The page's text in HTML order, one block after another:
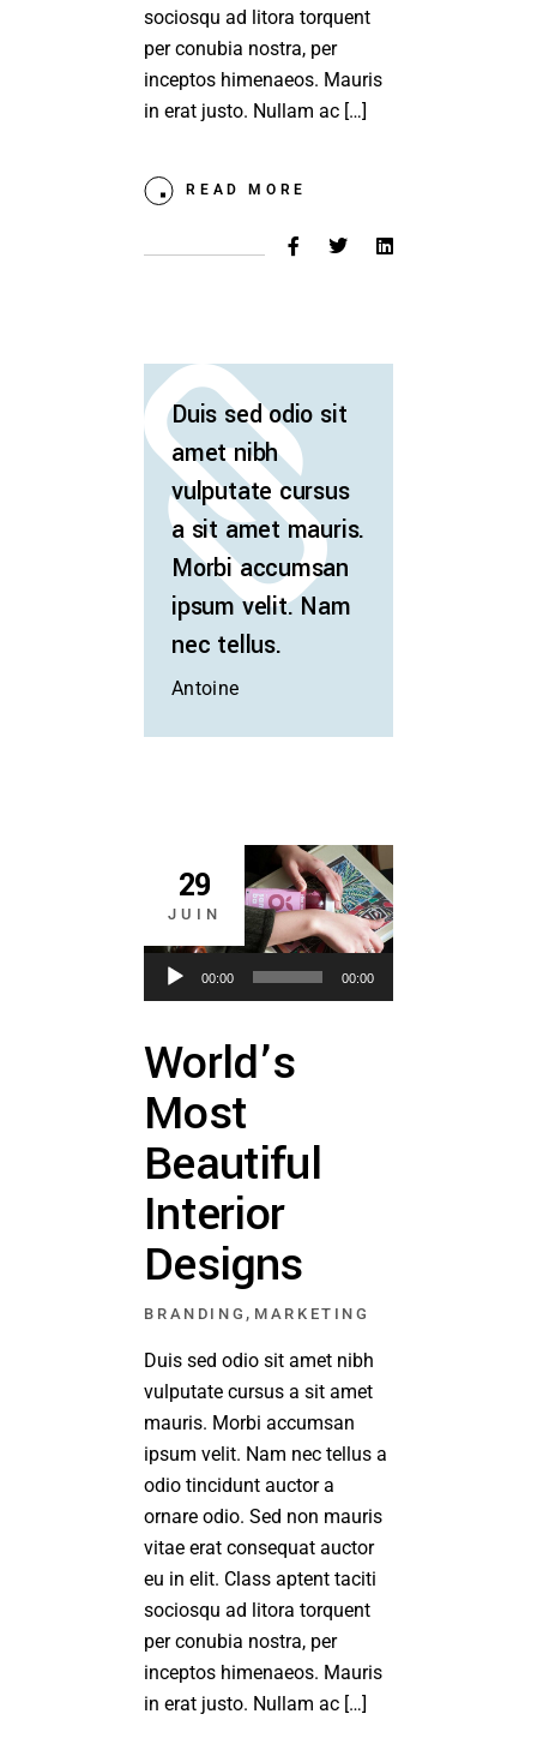
sociosqu ad litora torquent
per conubia nostra, per
inceptos himenaeos. Mauris
in erat justo. Nullam ac […]
READ MORE
Duis sed odio sit
amet nibh
vulputate cursus
a sit amet mauris.
Morbi accumsan
ipsum velit. Nam
nec tellus.
Antoine
29
JUIN
Lecteur
audio
00:00 00:00
World’s
Most
Beautiful
Interior
Designs
BRANDING , MARKETING
Duis sed odio sit amet nibh
vulputate cursus a sit amet
mauris. Morbi accumsan
ipsum velit. Nam nec tellus a
odio tincidunt auctor a
ornare odio. Sed non mauris
vitae erat consequat auctor
eu in elit. Class aptent taciti
sociosqu ad litora torquent
per conubia nostra, per
inceptos himenaeos. Mauris
in erat justo. Nullam ac […]